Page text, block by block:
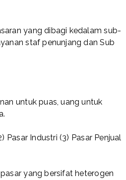
yang dibagi kedalam sub-
staf penunjang dan Sub
untuk puas, uang untuk
Pasar Industri (3) Pasar Penjual
yang bersifat heterogen